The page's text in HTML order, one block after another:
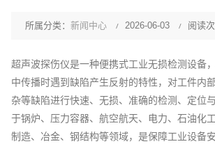
所属分类： 新闻中心 2026-06-03 阅读
超声波探伤仪是一种便携式工业无损检测设备
中传播时遇到缺陷产生反射的特性，对工件内
杂等缺陷进行快速、无损、准确的检测、定位
于锅炉、压力容器、航空航天、电力、石油化
制造、冶金、钢结构等领域，是保障工业设备